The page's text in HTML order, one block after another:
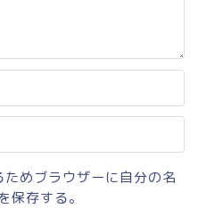
めブラウザーに自分の名
保存する。